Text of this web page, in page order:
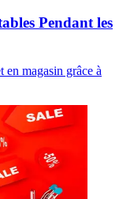
Pendant les
en magasin grâce à